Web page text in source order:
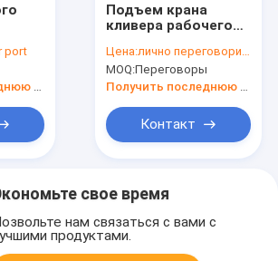
5T
port
Получить последнюю цену
Подъем крана
кливера рабочего
установленный
полом
энергосберегающий
Цена:лично переговорить
MOQ:Переговоры
Получить последнюю цену
Контакт
свое время
нам связаться с вами с
продуктами.